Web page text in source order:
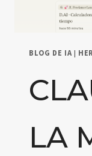
BLOG DE IA |
LA